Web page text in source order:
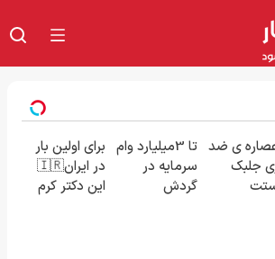
ی ضد
جلبک
تا 3میلیارد وام
سرمایه در
گردش
برای اولین بار
در ایران🇮🇷
این دکتر کرم